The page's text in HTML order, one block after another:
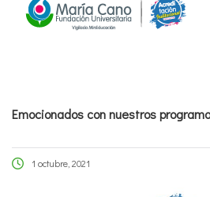
Emocionados con nuestros
1 octubre, 2021